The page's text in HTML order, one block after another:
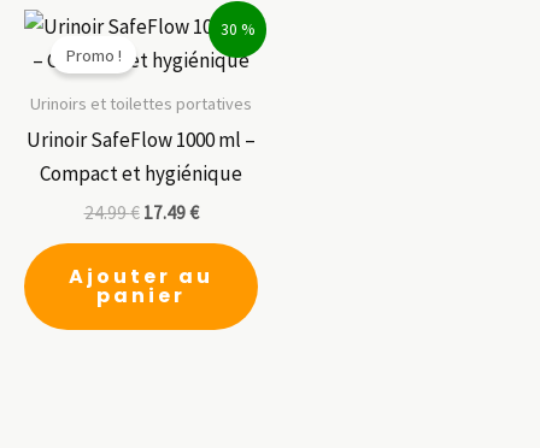
30 %
Promo !
Urinoirs et toilettes portatives
Urinoir SafeFlow 1000 ml –
Compact et hygiénique
24.99€ 17.49€
Ajouter au
panier